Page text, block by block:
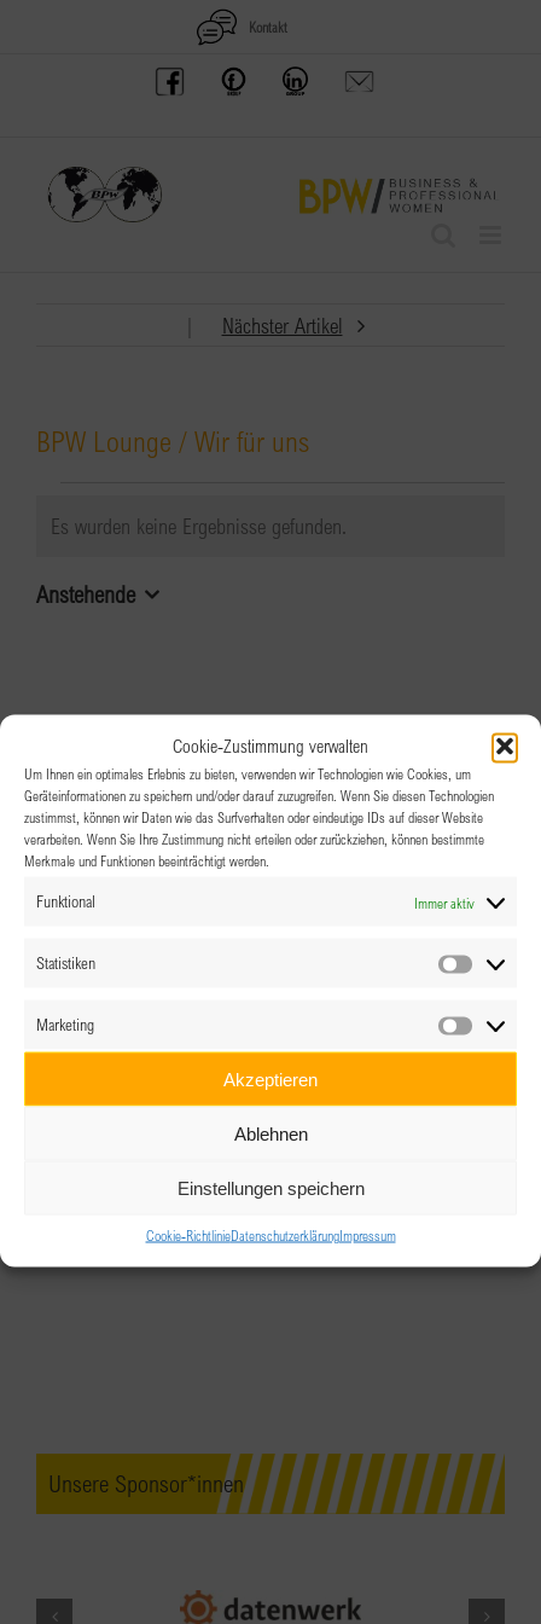
Cookie-Zustimmung verwalten
Um Ihnen ein optimales Erlebnis zu bieten, verwenden wir Technologien wie Cookies, um
Geräteinformationen zu speichern und/oder darauf zuzugreifen. Wenn Sie diesen Technologien
zustimmst, können wir Daten wie das Surfverhalten oder eindeutige IDs auf dieser Website
verarbeiten. Wenn Sie Ihre Zustimmung nicht erteilen oder zurückziehen, können bestimmte
Merkmale und Funktionen beeinträchtigt werden.
Funktional Immer aktiv
Statistiken
Marketing
Akzeptieren
Ablehnen
Einstellungen speichern
Cookie-RichtlinieDatenschutzerklärungImpressum
Kontakt
BPW
Austria
Offenes
Frauennetzwerk
BPW
Gruppe
Anfrage
schicken
Nächster Artikel
BPW Lounge / Wir für uns
Veranstaltungen
Hinweis
Es wurden keine Ergebnisse gefunden.
Anstehende
Unsere Sponsor*innen